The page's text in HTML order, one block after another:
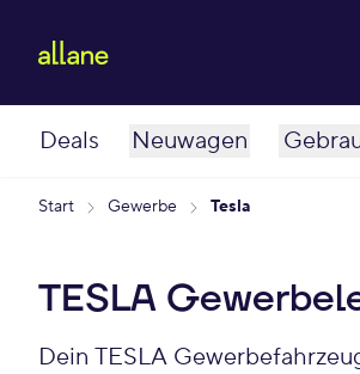
Deals Neuwagen
Start Gewerbe Tesla
TESLA
Dein TESLA Gewerbefahrzeug wartet schon auf Dich. Bei Allane least Du Deinen Gewerbe-TESLA für einen individuellen Zeitraum und